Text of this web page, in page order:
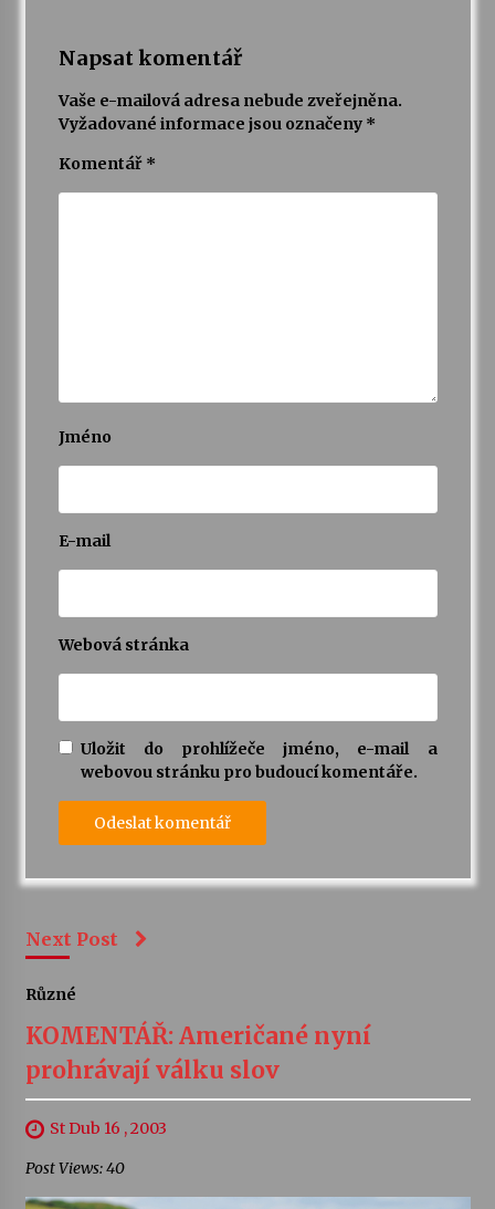
Napsat komentář
Vaše e-mailová adresa nebude zveřejněna.
Vyžadované informace jsou označeny *
Komentář *
Jméno
E-mail
Webová stránka
Uložit do prohlížeče jméno, e-mail a
webovou stránku pro budoucí komentáře.
Next Post
Různé
KOMENTÁŘ: Američané nyní
prohrávají válku slov
St Dub 16 , 2003
Post Views: 40